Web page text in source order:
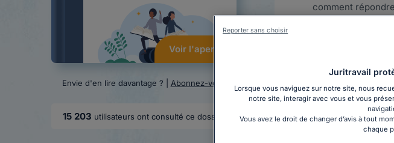
Voir l'aperçu
Envie d'en lire davantage ? | Abonnez-vous
15 203 utilisateurs ont consulté ce dossier
comment
connaître toutes
Juritravail
Lorsque vous naviguez sur notre site, nous
notre site, interagir avec vous et vous
Vous avez le droit de changer d’avis à tout
chaque
Reporter sans choisir